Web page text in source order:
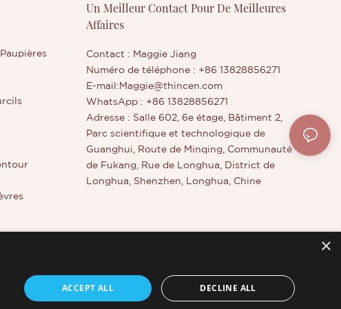
permettant
Un Meilleur Contact Pour De Meilleures
Affaires
Contact : Maggie Jiang
Numéro de téléphone : +86 13828856271
E-mail: Maggie@thincen.com
WhatsApp : +86 13828856271
Adresse : Salle 602, 6e étage, Bâtiment 2,
Parc scientifique et technologique de
Guanghui, Route de Minqing, Communauté
de Fukang, Rue de Longhua, District de
Longhua, Shenzhen, Longhua, Chine
×
ACCEPT ALL DECLINE ALL